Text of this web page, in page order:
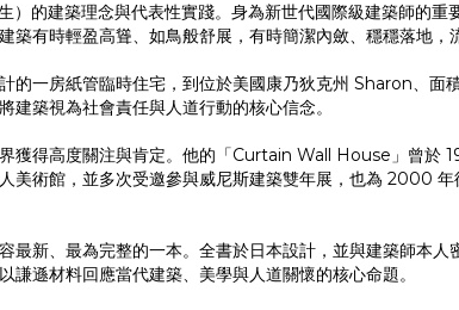
的建築理念與代表性實踐。身為新世代國際級建築師的
有時輕盈高聳、如鳥般舒展，有時簡潔內斂、穩穩落地
的一房紙管臨時住宅，到位於美國康乃狄克州 Sharon、
築視為社會責任與人道行動的核心信念。
獲得高度關注與肯定。他的「Curtain Wall House」曾
美術館，並多次受邀參與威尼斯建築雙年展，也為 2000
最新、最為完整的一本。全書於日本設計，並與建築師本
遜材料回應當代建築、美學與人道關懷的核心命題。